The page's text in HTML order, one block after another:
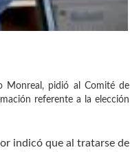
Monreal, pidió al Comité de
referente a la elección
indicó que al tratarse de